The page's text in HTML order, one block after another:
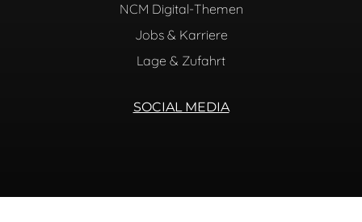
NCM Digital-Themen
Jobs & Karriere
Lage & Zufahrt
SOCIAL MEDIA